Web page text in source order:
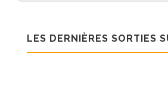
LES DERNIÈRES SORTIES